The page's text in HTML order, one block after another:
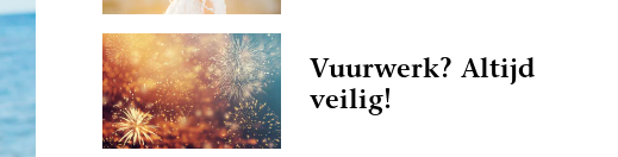
Vuurwerk? Altijd
veilig!